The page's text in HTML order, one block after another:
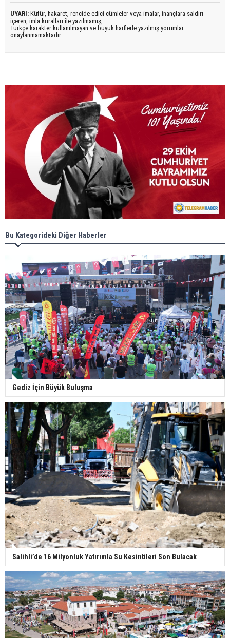
UYARI: Küfür, hakaret, rencide edici cümleler veya imalar, inançlara saldırı
içeren, imla kuralları ile yazılmamış,
Türkçe karakter kullanılmayan ve büyük harflerle yazılmış yorumlar
onaylanmamaktadır.
Bu Kategorideki Diğer Haberler
Gediz İçin Büyük Buluşma
Salihli’de 16 Milyonluk Yatırımla Su Kesintileri Son Bulacak